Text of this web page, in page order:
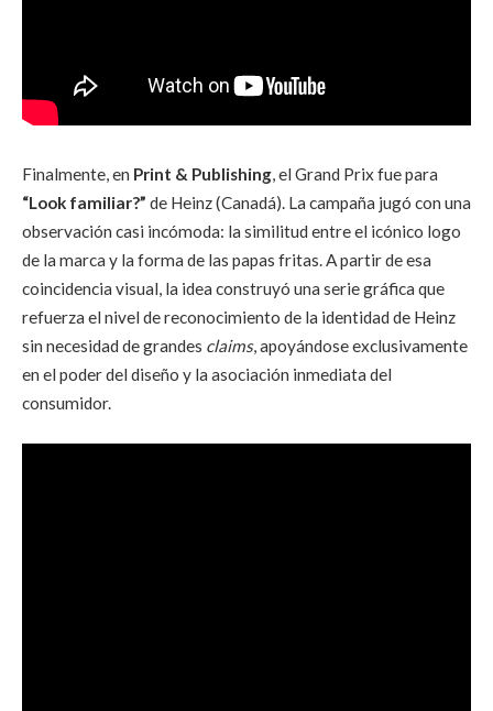
Finalmente, en Print & Publishing, el Grand Prix fue para
“Look familiar?” de Heinz (Canadá). La campaña jugó con una
observación casi incómoda: la similitud entre el icónico logo
de la marca y la forma de las papas fritas. A partir de esa
coincidencia visual, la idea construyó una serie gráfica que
refuerza el nivel de reconocimiento de la identidad de Heinz
sin necesidad de grandes claims, apoyándose exclusivamente
en el poder del diseño y la asociación inmediata del
consumidor.